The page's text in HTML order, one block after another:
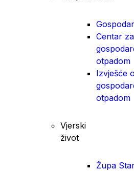
Centar za
otpadom
Izvješće o
otpadom
Vjerski
život
Župa